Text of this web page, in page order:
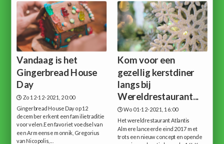
Vandaag is het
Gingerbread House
Day
Zo 12-12-2021, 20:00
Gingerbread House Day op 12
december erkent een familietraditie
voor velen.Een favoriet voedsel van
een Armeense monnik, Gregorius
van Nicopolis,...
Kom voor een
gezellig kerstdiner
langs bij
Wereldrestaurant...
Wo 01-12-2021, 16:00
Het wereldrestaurant Atlantis
Almere lanceerde eind 2017 met
trots een nieuw concept en opende